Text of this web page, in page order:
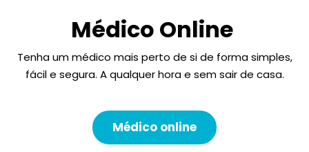
Médico Online
Tenha um médico mais perto de si de forma simples,
fácil e segura. A qualquer hora e sem sair de casa.
Médico online